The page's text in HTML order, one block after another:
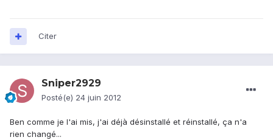
Citer
Sniper2929
Posté(e) 24 juin 2012
Ben comme je l'ai mis, j'ai déjà désinstallé et réinstallé, ça n'a
rien changé...